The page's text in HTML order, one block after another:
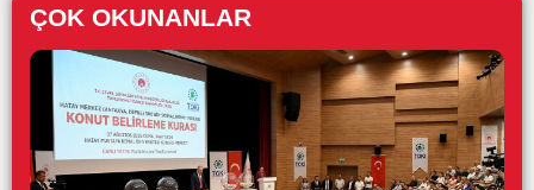
ÇOK OKUNANLAR